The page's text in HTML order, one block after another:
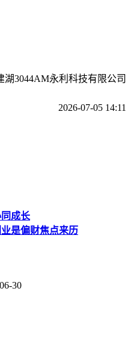
湖3044AM永利科技有限公司
2026-07-05 14:11
成长
是偏财焦点来历
30